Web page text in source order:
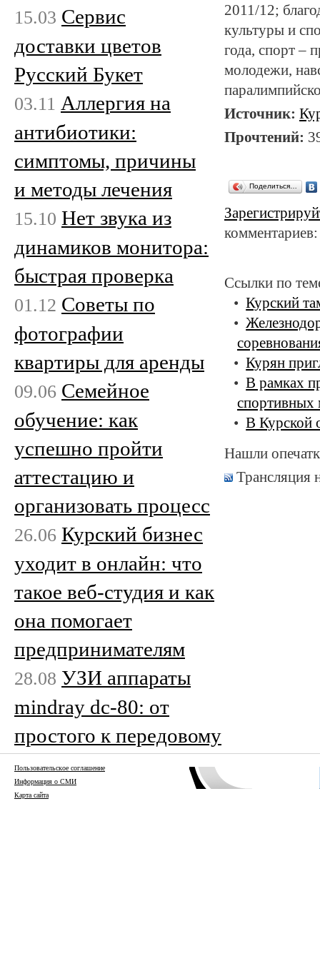
2011/12;
культуры и
года, спорт –
молодежи,
Источник:
Прочтений:
Поделиться…
Ссылки по
Курский
Курян
В рамках
спортивных
В Курской
Нашли
Трансляция
15.03 Сервис
доставки цветов
Русский Букет
03.11 Аллергия на
антибиотики:
симптомы, причины
и методы лечения
15.10 Нет звука из
динамиков монитора:
быстрая проверка
01.12 Советы по
фотографии
квартиры для аренды
09.06 Семейное
обучение: как
успешно пройти
аттестацию и
организовать процесс
26.06 Курский бизнес
уходит в онлайн: что
такое веб-студия и как
она помогает
предпринимателям
28.08 УЗИ аппараты
mindray dc-80: от
простого к передовому
Пользовательское соглашение
Информация о СМИ
Карта сайта